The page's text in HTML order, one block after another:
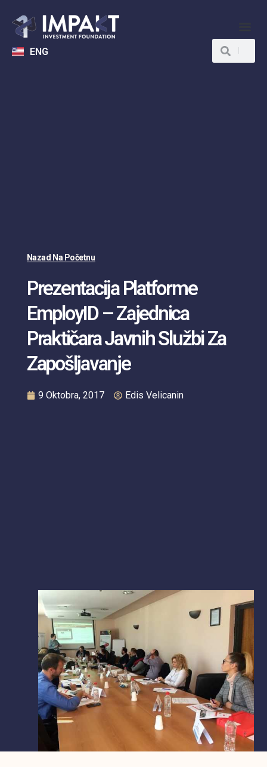
ENG
Nazad Na Početnu
Prezentacija Platforme
EmployID – Zajednica
Praktičara Javnih Službi Za
Zapošljavanje
9 Oktobra, 2017 Edis Velicanin